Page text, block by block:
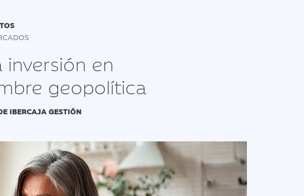
en
geopolítica
IBERCAJA GESTIÓN